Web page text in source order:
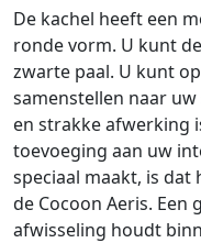
De kachel heeft een
ronde vorm. U kunt
zwarte paal. U kunt
samenstellen naar
en strakke afwerking
toevoeging aan uw
speciaal maakt, is
de Cocoon Aeris. Een
afwisseling houdt